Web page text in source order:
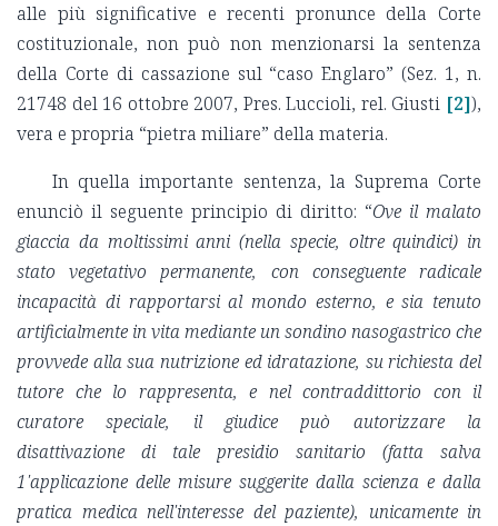
alle più significative e recenti pronunce della Corte
costituzionale, non può non menzionarsi la sentenza
della Corte di cassazione sul “caso Englaro” (Sez. 1, n.
21748 del 16 ottobre 2007, Pres. Luccioli, rel. Giusti [2]),
vera e propria “pietra miliare” della materia.
In quella importante sentenza, la Suprema Corte
enunciò il seguente principio di diritto: “Ove il malato
giaccia da moltissimi anni (nella specie, oltre quindici) in
stato vegetativo permanente, con conseguente radicale
incapacità di rapportarsi al mondo esterno, e sia tenuto
artificialmente in vita mediante un sondino nasogastrico che
provvede alla sua nutrizione ed idratazione, su richiesta del
tutore che lo rappresenta, e nel contraddittorio con il
curatore speciale, il giudice può autorizzare la
disattivazione di tale presidio sanitario (fatta salva
1'applicazione delle misure suggerite dalla scienza e dalla
pratica medicа nell'interesse del paziente), unicamente in